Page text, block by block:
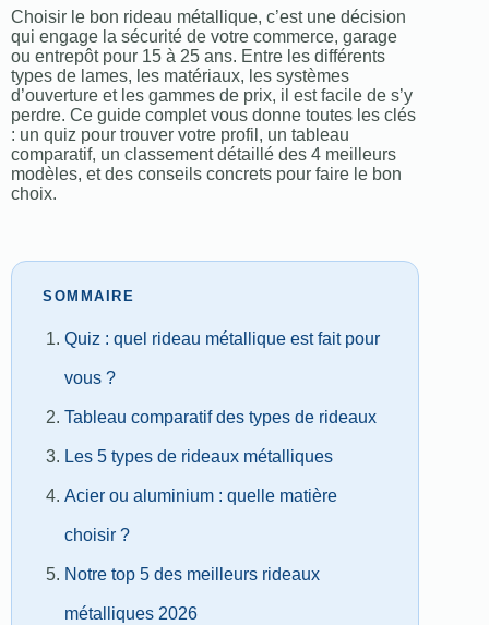
Choisir le bon rideau métallique, c’est une décision
qui engage la sécurité de votre commerce, garage
ou entrepôt pour 15 à 25 ans. Entre les différents
types de lames, les matériaux, les systèmes
d’ouverture et les gammes de prix, il est facile de s’y
perdre. Ce guide complet vous donne toutes les clés
: un quiz pour trouver votre profil, un tableau
comparatif, un classement détaillé des 4 meilleurs
modèles, et des conseils concrets pour faire le bon
choix.
SOMMAIRE
Quiz : quel rideau métallique est fait pour
vous ?
Tableau comparatif des types de rideaux
Les 5 types de rideaux métalliques
Acier ou aluminium : quelle matière
choisir ?
Notre top 5 des meilleurs rideaux
métalliques 2026